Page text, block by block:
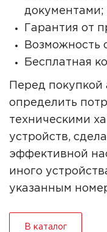
документами;
Гарантия от
Возможность
Бесплатная
Перед
определить
техническими
устройств,
эффективной
иного
указанным
В каталог